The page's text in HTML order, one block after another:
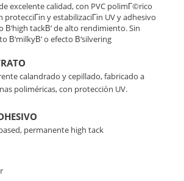
excelente calidad, con PVC polimГ©rico
protecciГіn y estabilizaciГіn UV y adhesivo
В‘high tackВ’ de alto rendimiento. Sin
В‘milkyВ’ o efecto В‘silvering
calandrado y cepillado, fabricado a
poliméricas, con protección UV.
permanente high tack